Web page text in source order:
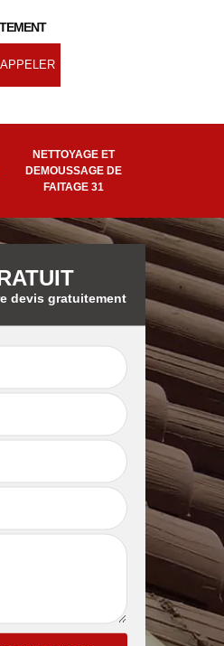
NETTOYAGE ET
DEMOUSSAGE DE
FAITAGE 31
Remplacement de
faîtage 31
devis gratuitement